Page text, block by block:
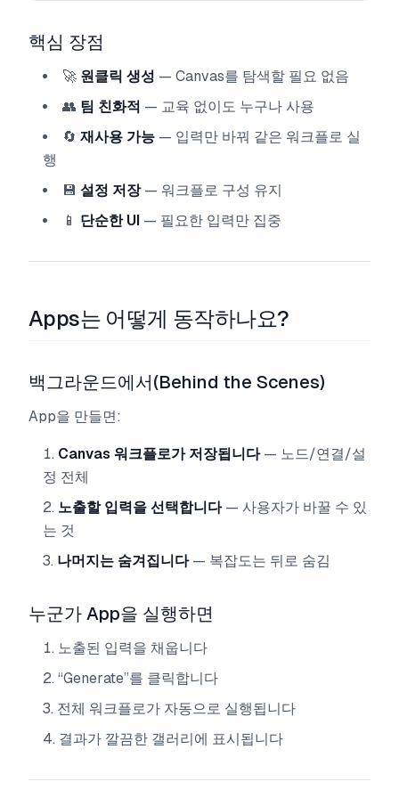
핵심 장점
🚀 원클릭 생성 — Canvas를 탐색할 필요 없음
👥 팀 친화적 — 교육 없이도 누구나 사용
🔄 재사용 가능 — 입력만 바꿔 같은 워크플로 실
행
💾 설정 저장— 워크플로 구성 유지
📱 단순한 UI — 필요한 입력만 집중
Apps는 어떻게 동작하나요?
백그라운드에서(Behind the Scenes)
App을 만들면:
Canvas 워크플로가 저장됩니다— 노드/연결/설
정 전체
노출할 입력을 선택합니다— 사용자가 바꿀 수 있
는 것
나머지는 숨겨집니다— 복잡도는 뒤로 숨김
누군가 App을 실행하면
노출된 입력을 채웁니다
“Generate”를 클릭합니다
전체 워크플로가 자동으로 실행됩니다
결과가 깔끔한 갤러리에 표시됩니다